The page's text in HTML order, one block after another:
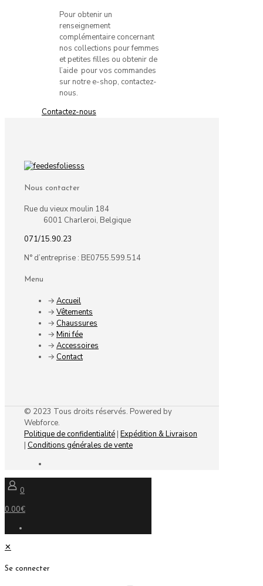
Pour obtenir un
renseignement
complémentaire concernant
nos collections pour femmes
et petites filles ou obtenir de
l’aide pour vos commandes
sur notre e-shop, contactez-
nous.
Contactez-nous
Nous contacter
Rue du vieux moulin 184
6001 Charleroi, Belgique
071/15.90.23
N° d’entreprise : BE0755.599.514
Menu
→ Accueil
→ Vêtements
→ Chaussures
→ Mini fée
→ Accessoires
→ Contact
© 2023 Tous droits réservés. Powered by
Webforce.
Politique de confidentialité | Expédition & Livraison
| Conditions générales de vente
0
0.00€
✕
Se connecter